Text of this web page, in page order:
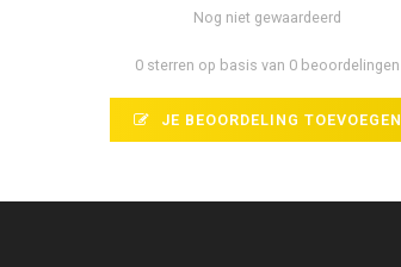
Nog niet gewaardeerd
0 sterren op basis van 0 beoordelingen
JE BEOORDELING TOEVOEGEN